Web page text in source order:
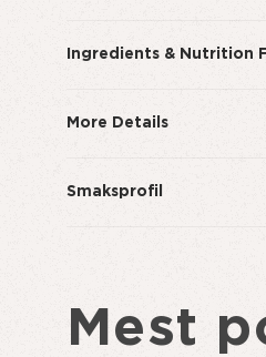
Ingredients & Nutrition
More Details
Smaksprofil
Mest